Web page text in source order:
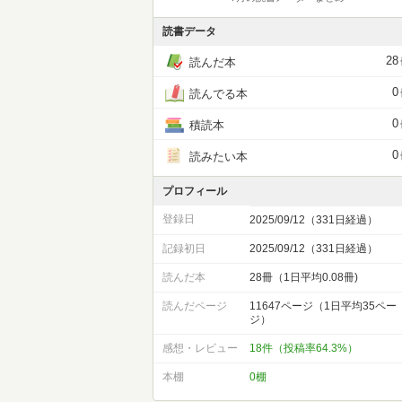
読書データ
読んだ本 28
読んでる本 0
積読本 0
読みたい本 0
プロフィール
登録日 2025/09/12（331日経過）
記録初日 2025/09/12（331日経過）
読んだ本 28冊（1日平均0.08冊)
読んだページ
11647ページ（1日平均35ペー
ジ）
感想・レビュー 18件（投稿率64.3%）
本棚 0棚